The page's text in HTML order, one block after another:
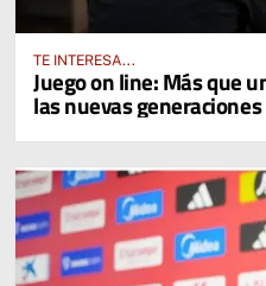
TE INTERESA...
Juego on line: Más que
las nuevas generaciones